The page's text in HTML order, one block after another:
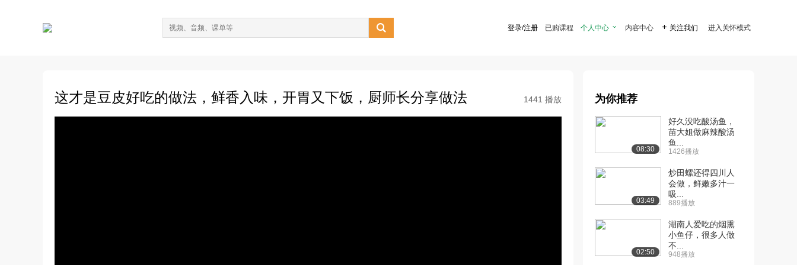
 登录/注册 已购课程 个人中心  内容中心  关注我们 进入关怀模式
这才是豆皮好吃的做法，鲜香入味，开胃又下饭，厨师长分享做法 1441 播放 为你推荐
08:30
好久没吃酸汤鱼，
苗大姐做麻辣酸汤
鱼...
1426播放
03:49
炒田螺还得四川人
会做，鲜嫩多汁一
吸...
889播放
02:50
湖南人爱吃的烟熏
小鱼仔，很多人做
不...
948播放